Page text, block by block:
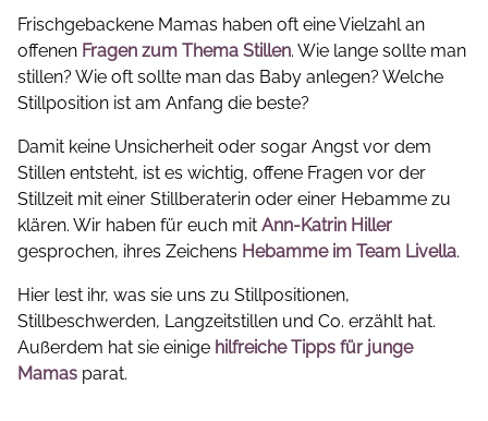
Frischgebackene Mamas haben oft eine Vielzahl an
offenen Fragen zum Thema Stillen. Wie lange sollte man
stillen? Wie oft sollte man das Baby anlegen? Welche
Stillposition ist am Anfang die beste?
Damit keine Unsicherheit oder sogar Angst vor dem
Stillen entsteht, ist es wichtig, offene Fragen vor der
Stillzeit mit einer Stillberaterin oder einer Hebamme zu
klären. Wir haben für euch mit Ann-Katrin Hiller
gesprochen, ihres Zeichens Hebamme im Team Livella.
Hier lest ihr, was sie uns zu Stillpositionen,
Stillbeschwerden, Langzeitstillen und Co. erzählt hat.
Außerdem hat sie einige hilfreiche Tipps für junge
Mamas parat.